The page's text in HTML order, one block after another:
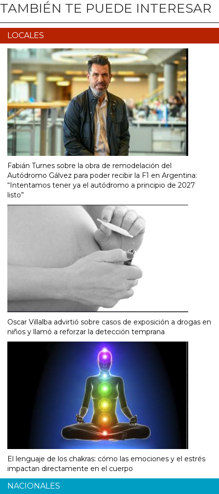
TAMBIÉN TE PUEDE INTERESAR
LOCALES
Fabián Turnes sobre la obra de remodelación del
Autódromo Gálvez para poder recibir la F1 en Argentina:
“Intentamos tener ya el autódromo a principio de 2027
listo”
Oscar Villalba advirtió sobre casos de exposición a drogas en
niños y llamó a reforzar la detección temprana
El lenguaje de los chakras: cómo las emociones y el estrés
impactan directamente en el cuerpo
NACIONALES